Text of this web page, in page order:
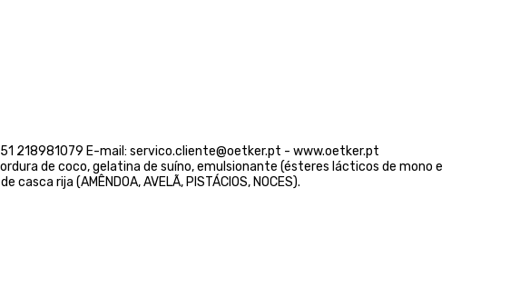
218981079 E-mail: servico.cliente@oetker.pt - www.oetker.pt
de coco, gelatina de suíno, emulsionante (ésteres lácticos de mono e
rija (AMÊNDOA, AVELÃ, PISTÁCIOS, NOCES).